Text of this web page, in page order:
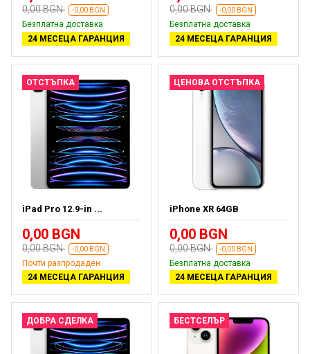
0,00 BGN -0,00 BGN
Безплатна доставка
24 МЕСЕЦА ГАРАНЦИЯ
0,00 BGN -0,00 BGN
Безплатна доставка
24 МЕСЕЦА ГАРАНЦИЯ
ОТСТЪПКА
iPad Pro 12.9-in ...
0,00 BGN
0,00 BGN -0,00 BGN
Почти разпродаден
24 МЕСЕЦА ГАРАНЦИЯ
ЦЕНОВА ОТСТЪПКА
iPhone XR 64GB
0,00 BGN
0,00 BGN -0,00 BGN
Безплатна доставка
24 МЕСЕЦА ГАРАНЦИЯ
ДОБРА СДЕЛКА БЕСТСЕЛЪР